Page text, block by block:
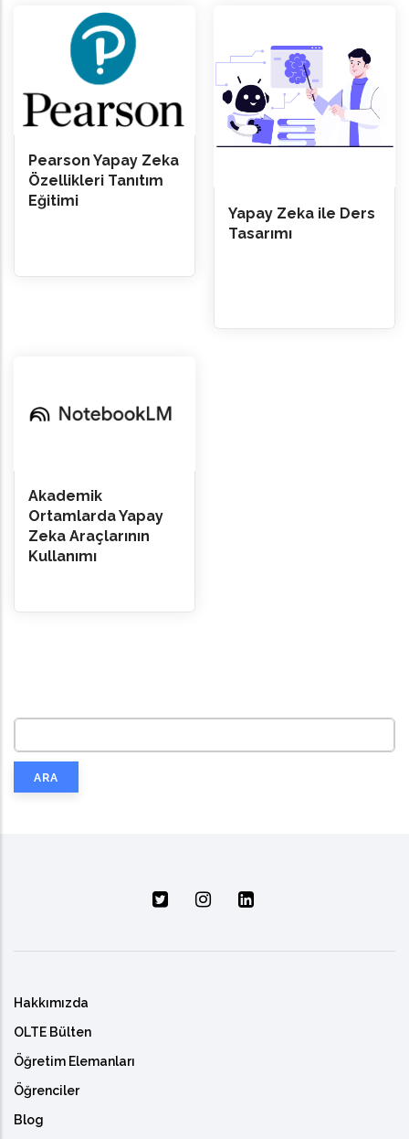
Pearson Yapay Zeka
Özellikleri Tanıtım
Eğitimi
Yapay Zeka ile Ders
Tasarımı
Akademik
Ortamlarda Yapay
Zeka Araçlarının
Kullanımı
Hakkımızda
OLTE Bülten
Öğretim Elemanları
Öğrenciler
Blog